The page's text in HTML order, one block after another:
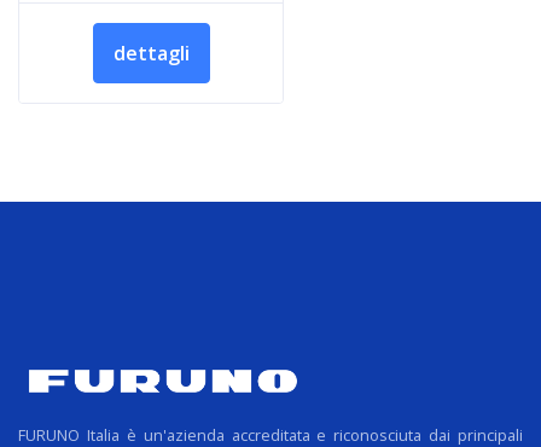
dettagli
FURUNO Italia è un'azienda accreditata e riconosciuta dai principali